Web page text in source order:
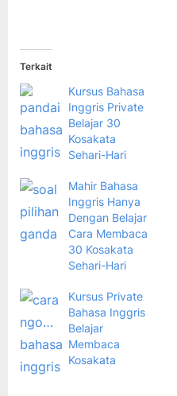
Terkait
Kursus Bahasa
Inggris Private
Belajar 30
Kosakata
Sehari-Hari
Mahir Bahasa
Inggris Hanya
Dengan Belajar
Cara Membaca
30 Kosakata
Sehari-Hari
Kursus Private
Bahasa Inggris
Belajar
Membaca
Kosakata